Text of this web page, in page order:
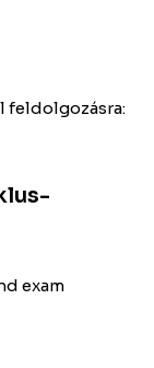
feldolgozásra:
exam